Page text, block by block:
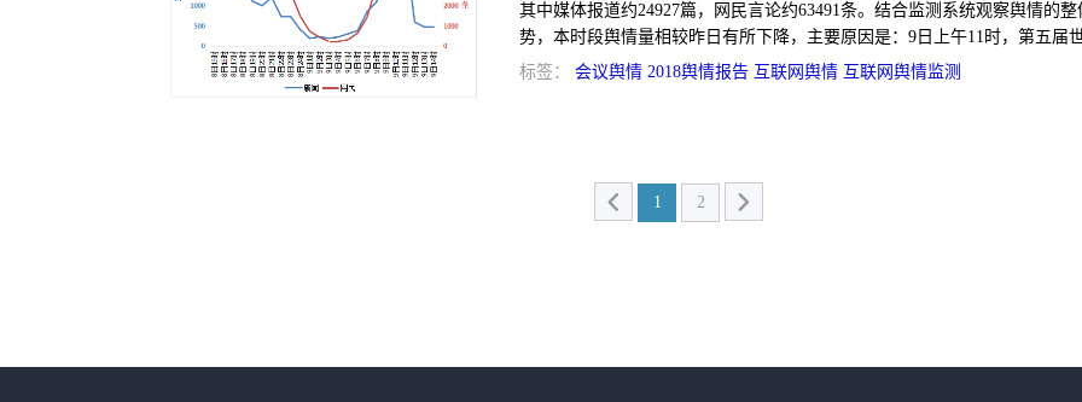
其中媒体报道约24927篇，网民言论约63491条。结合监测系统观察舆情的整
势，本时段舆情量相较昨日有所下降，主要原因是：9日上午11时，第五届
联网大会乌镇峰会在浙江乌镇互联网国际会展中心举行闭幕式，舆情热度随
标签： 会议舆情 2018舆情报告 互联网舆情 互联网舆情监测
1 2